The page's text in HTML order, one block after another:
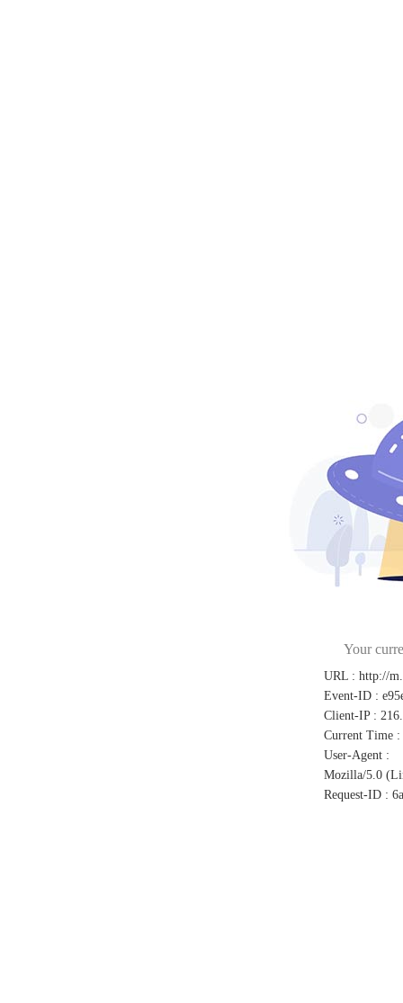
Your
URL : http://
Event-ID :
Client-IP :
Current Time :
User-Agent :
Mozilla/5.0
Request-ID :